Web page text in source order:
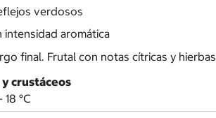
verdosos
intensidad aromática
final. Frutal con notas cítricas y hierbas
y crustáceos
18 °C